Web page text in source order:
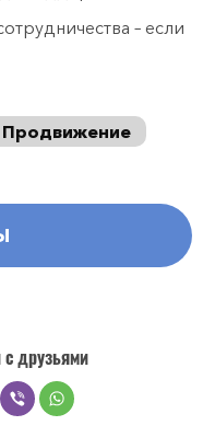
– если
Продвижение
друзьями